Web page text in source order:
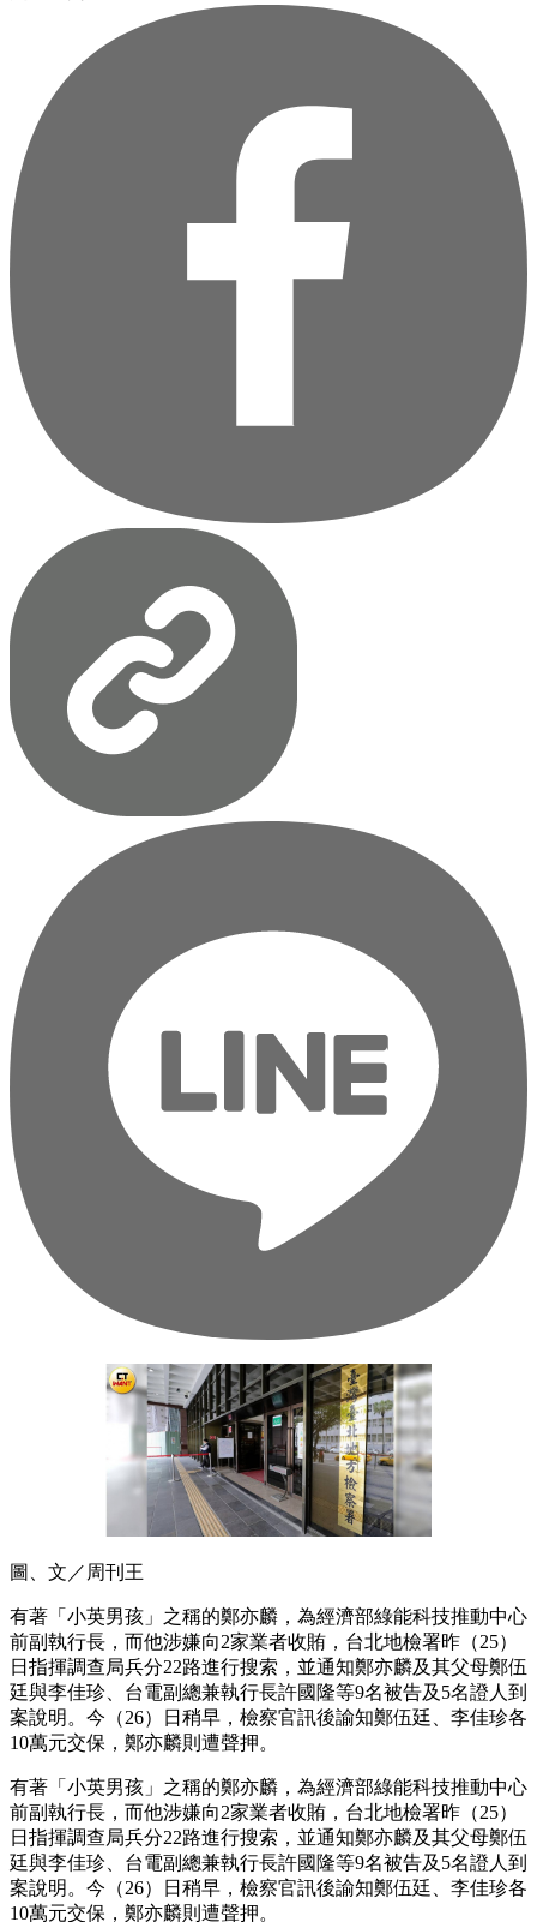
圖、文／周刊王
有著「小英男孩」之稱的鄭亦麟，為經濟部綠能科技推動中心
前副執行長，而他涉嫌向2家業者收賄，台北地檢署昨（25）
日指揮調查局兵分22路進行搜索，並通知鄭亦麟及其父母鄭伍
廷與李佳珍、台電副總兼執行長許國隆等9名被告及5名證人到
案說明。今（26）日稍早，檢察官訊後諭知鄭伍廷、李佳珍各
10萬元交保，鄭亦麟則遭聲押。
有著「小英男孩」之稱的鄭亦麟，為經濟部綠能科技推動中心
前副執行長，而他涉嫌向2家業者收賄，台北地檢署昨（25）
日指揮調查局兵分22路進行搜索，並通知鄭亦麟及其父母鄭伍
廷與李佳珍、台電副總兼執行長許國隆等9名被告及5名證人到
案說明。今（26）日稍早，檢察官訊後諭知鄭伍廷、李佳珍各
10萬元交保，鄭亦麟則遭聲押。